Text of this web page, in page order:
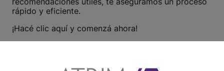
rápido y eficiente.
¡Hacé clic aquí y comenzá ahora!